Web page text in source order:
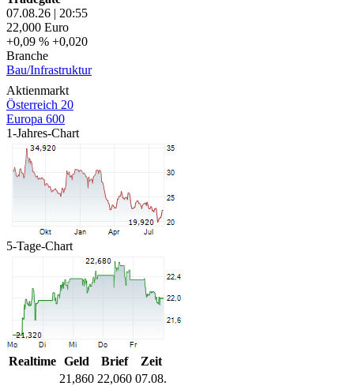
07.08.26 | 20:55
22,000 Euro
+0,09 % +0,020
Branche
Bau/Infrastruktur
Aktienmarkt
Österreich 20
Europa 600
1-Jahres-Chart
5-Tage-Chart
Realtime Geld Brief
Zeit
21,860 22,060 07.08.